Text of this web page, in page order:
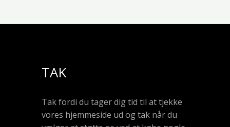
TAK
Tak fordi du tager dig tid til at tjekke
vores hjemmeside ud og tak når du